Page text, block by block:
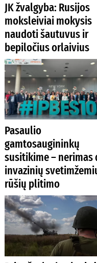
JK žvalgyba: Rusijos
moksleiviai mokysis
naudoti šautuvus ir
bepiločius orlaivius
Pasaulio
gamtosaugininkų
susitikime – nerimas
invazinių
rūšių plitimo